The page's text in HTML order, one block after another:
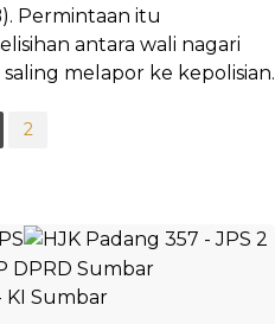
Permintaan itu
antara wali nagari
melapor ke kepolisian.
2